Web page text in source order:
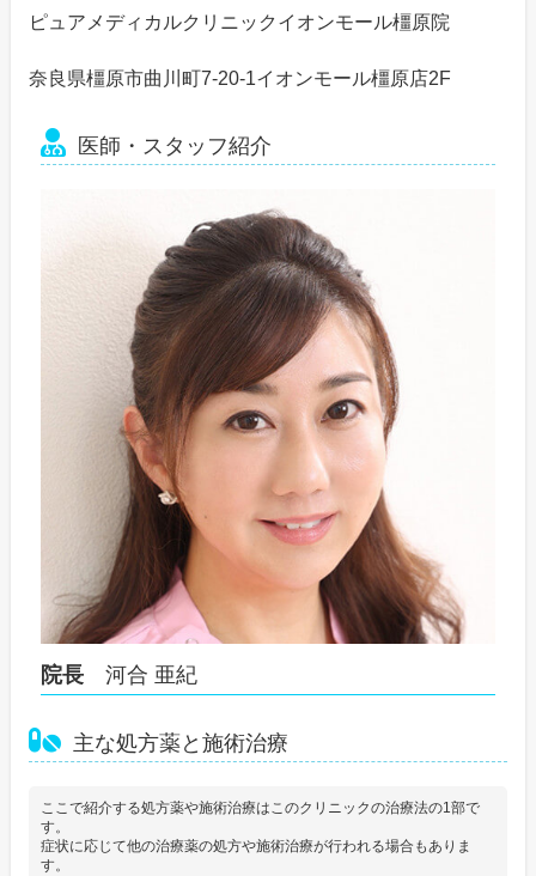
ピュアメディカルクリニックイオンモール橿原院
奈良県橿原市曲川町7-20-1イオンモール橿原店2F
医師・スタッフ紹介
院長河合 亜紀
主な処方薬と施術治療
ここで紹介する処方薬や施術治療はこのクリニックの治療法の1部で
す。
症状に応じて他の治療薬の処方や施術治療が行われる場合もありま
す。